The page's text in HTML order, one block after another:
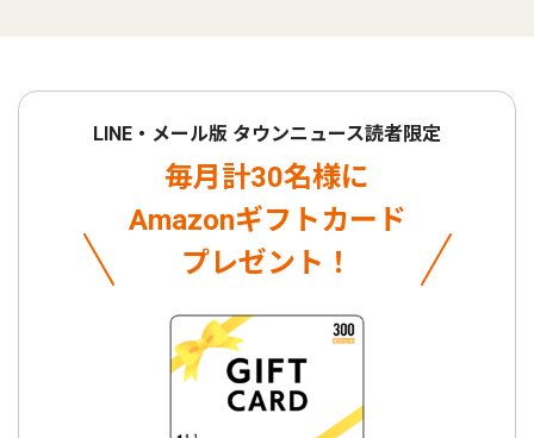
LINE・メール版 タウンニュース読者限定
毎月計30名様に
Amazonギフトカード
プレゼント！